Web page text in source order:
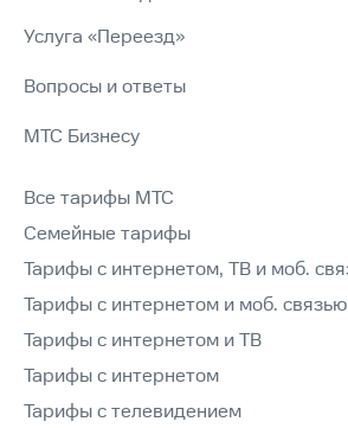
Услуга «Переезд»
Вопросы и ответы
МТС Бизнесу
Все тарифы МТС
Семейные тарифы
Тарифы с интернетом, ТВ и моб.
Тарифы с интернетом и моб. связью
Тарифы с интернетом и ТВ
Тарифы с интернетом
Тарифы с телевидением